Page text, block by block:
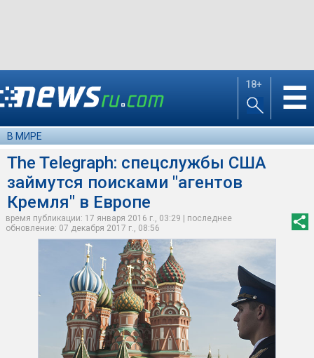
18+ ☰
В МИРЕ
The Telegraph: спецслужбы США
займутся поисками "агентов
Кремля" в Европе
время публикации: 17 января 2016 г., 03:29 | последнее
обновление: 07 декабря 2017 г., 08:56